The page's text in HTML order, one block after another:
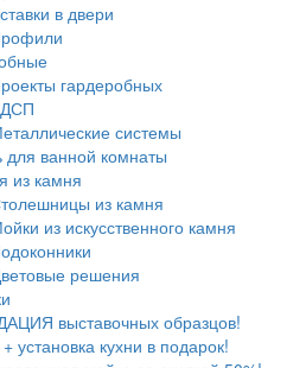
в двери
гардеробных
системы
ванной комнаты
из камня
из камня
из искусственного камня
решения
выставочных образцов!
установка кухни в подарок!